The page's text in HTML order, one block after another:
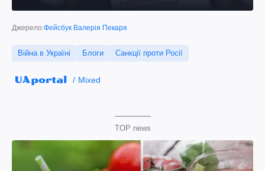
Джерело:Фейсбук Валерія Пекаря
Війна в Україні Блоги Санкції проти Росії
Mixed
TOP news